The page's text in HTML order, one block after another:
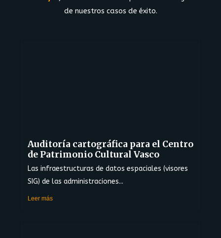
de nuestros casos de éxito.
Auditoría cartográfica para el Centro
de Patrimonio Cultural Vasco
Las infraestructuras de datos espaciales (visores
SIG) de las administraciones...
Leer más